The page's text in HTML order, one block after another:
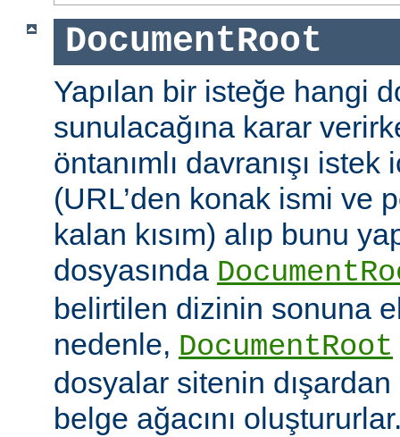
DocumentRoot
Yapılan bir isteğe hangi
sunulacağına karar
öntanımlı davranışı
(URL’den konak ismi ve
kalan kısım) alıp bunu
dosyasında
belirtilen dizinin sonuna
nedenle, DocumentRoot
dosyalar sitenin
belge ağacını